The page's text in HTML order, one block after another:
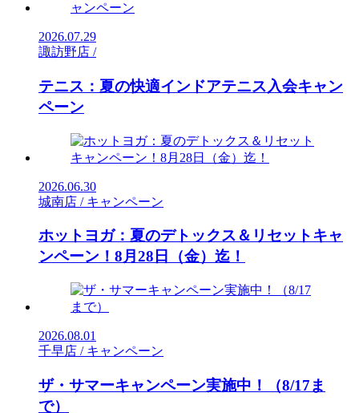
2026.07.29
諏訪野店 /
テニス：夏の快適インドアテニス入会キャン
ペーン
2026.06.30
城南店 / キャンペーン
ホットヨガ：夏のデトックス＆リセットキャ
ンペーン！8月28日（金）迄！
2026.08.01
千早店 / キャンペーン
ザ・サマーキャンペーン実施中！（8/17ま
で）